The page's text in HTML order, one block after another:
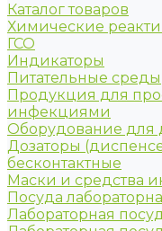
Каталог товаров
Химические
ГСО
Индикаторы
Питательные среды
Продукция для
инфекциями
Оборудование для
Дозаторы
бесконтактные
Маски и средства
Посуда
Лабораторная